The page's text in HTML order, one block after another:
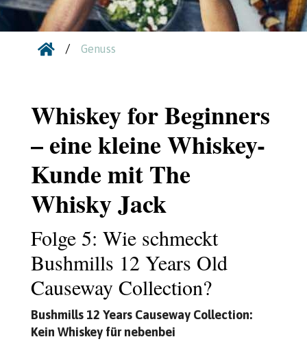
 / Genuss
Whiskey for Beginners
– eine kleine Whiskey-
Kunde mit The
Whisky Jack
Folge 5: Wie schmeckt
Bushmills 12 Years Old
Causeway Collection?
Bushmills 12 Years Causeway Collection:
Kein Whiskey für nebenbei